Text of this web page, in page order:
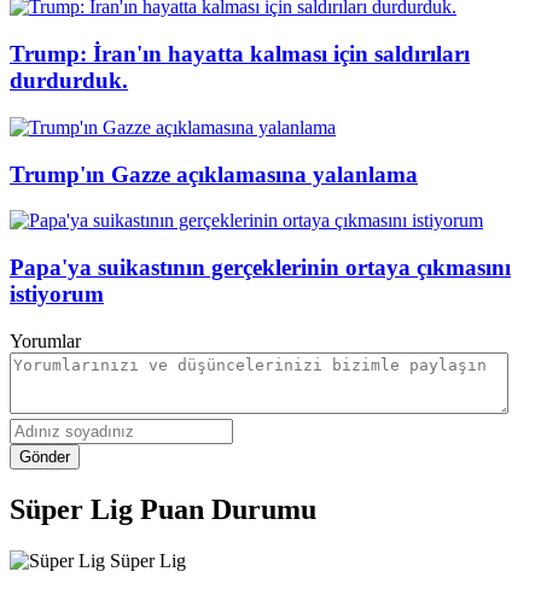
Trump: İran'ın hayatta kalması için saldırıları
durdurduk.
Trump'ın Gazze açıklamasına yalanlama
Papa'ya suikastının gerçeklerinin ortaya çıkmasını
istiyorum
Yorumlar
Gönder
Süper Lig Puan Durumu
Süper Lig